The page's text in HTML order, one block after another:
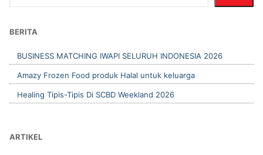
BERITA
BUSINESS MATCHING IWAPI SELURUH INDONESIA 2026
Amazy Frozen Food produk Halal untuk keluarga
Healing Tipis-Tipis Di SCBD Weekland 2026
ARTIKEL